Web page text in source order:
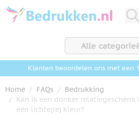
Ga naar de inhoud
Alle
Klanten beoordelen ons met een
Home / FAQs / Bedrukking
/ Kan ik een donker
een lichte(re) kleur?